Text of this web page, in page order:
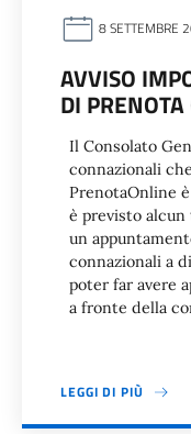
8 SETTEMBRE
AVVISO
DI
Il Consolato
connazionali
PrenotaOnline
è previsto
un
connazionali a
poter far avere
a fronte della
LEGGI DI PIÙ